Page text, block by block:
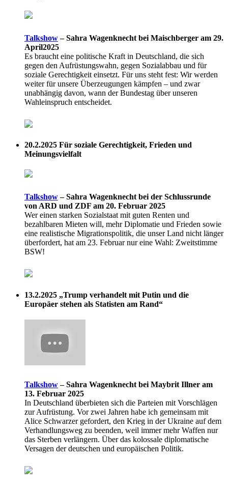
Talkshow– Sahra Wagenknecht bei Maischberger am 29.
April2025
Es braucht eine politische Kraft in Deutschland, die sich
gegen den Aufrüstungswahn, gegen Sozialabbau und für
soziale Gerechtigkeit einsetzt. Für uns steht fest: Wir werden
weiter für unsere Überzeugungen kämpfen – und zwar
unabhängig davon, wann der Bundestag über unseren
Wahleinspruch entscheidet.
20.2.2025 Für soziale Gerechtigkeit, Frieden und
Meinungsvielfalt
Talkshow– Sahra Wagenknecht bei der Schlussrunde
von ARD und ZDF am 20. Februar 2025
Wer einen starken Sozialstaat mit guten Renten und
bezahlbaren Mieten will, mehr Diplomatie und Frieden sowie
eine realistische Migrationspolitik, die unser Land nicht länger
überfordert, hat am 23. Februar nur eine Wahl: Zweitstimme
BSW!
13.2.2025 „Trump verhandelt mit Putin und die
Europäer stehen als Statisten am Rand“
Talkshow– Sahra Wagenknecht bei Maybrit Illner am
13. Februar 2025
In Deutschland überbieten sich die Parteien mit Vorschlägen
zur Aufrüstung. Vor zwei Jahren habe ich gemeinsam mit
Alice Schwarzer gefordert, den Krieg in der Ukraine auf dem
Verhandlungsweg zu beenden, weil immer mehr Waffen nur
das Sterben verlängern. Über das kolossale diplomatische
Versagen der deutschen und europäischen Politik.